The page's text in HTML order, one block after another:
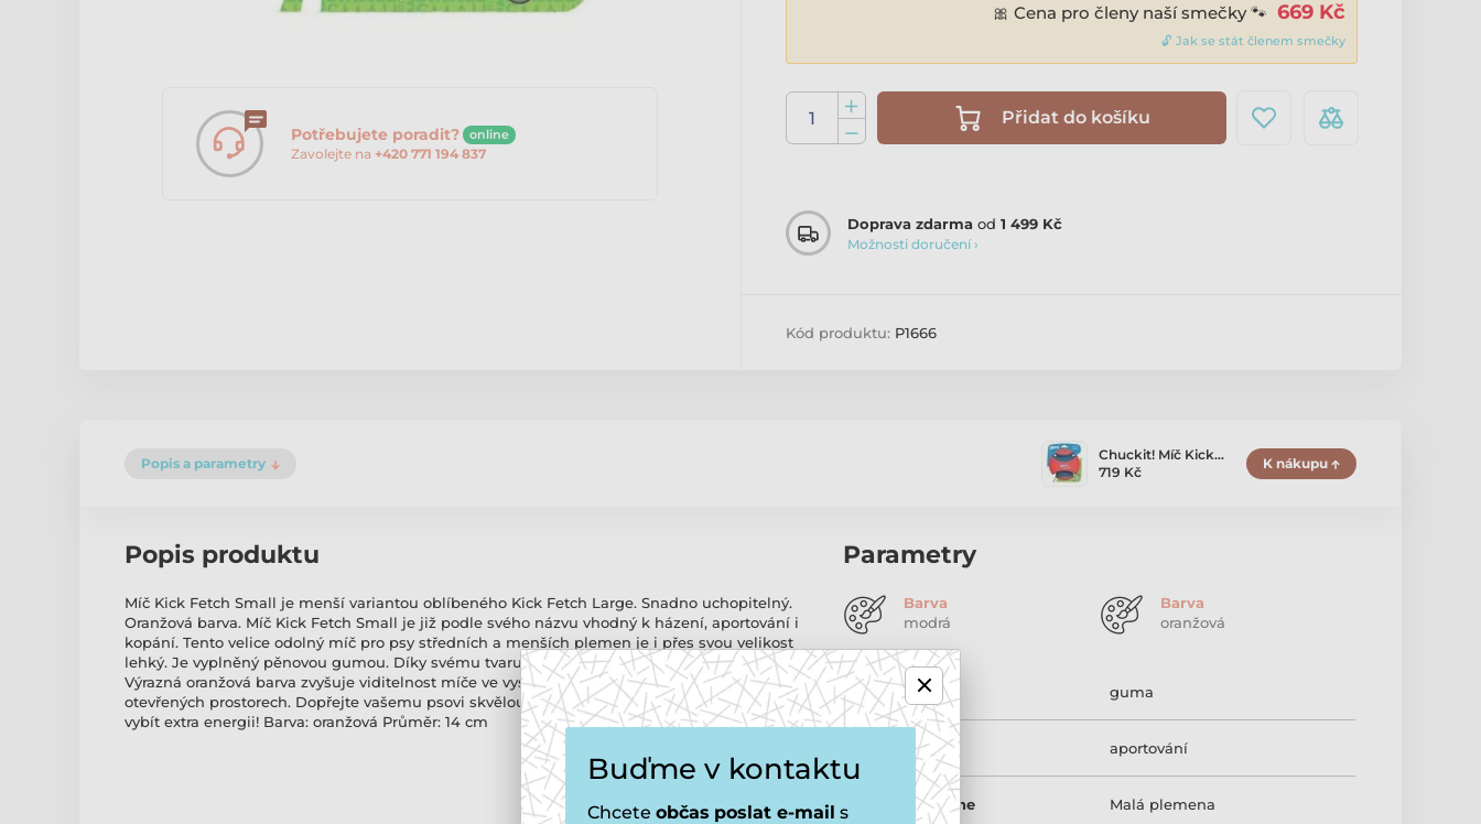
Potřebujete poradit? online
Zavolejte na +420 771 194 837
🎀 Cena pro členy naší smečky 🐾 669 Kč
🔓 Jak se stát členem smečky
Přidat do košíku
Doprava zdarma od 1 499 Kč
Možnosti doručení ›
Kód produktu: P1666
Popis a parametry
Chuckit! Míč Kick…
719 Kč
K nákupu
Popis produktu
Míč Kick Fetch Small je menší variantou oblíbeného Kick Fetch Large. Snadno uchopitelný.
Oranžová barva. Míč Kick Fetch Small je již podle svého názvu vhodný k házení, aportování i
kopání. Tento velice odolný míč pro psy středních a menších plemen je i přes svou velikost
lehký. Je vyplněný pěnovou gumou. Díky svému tvaru je pro psa velmi dobře uchopitelný.
Výrazná oranžová barva zvyšuje viditelnost míče ve vysoké trávě, písku, sněhu nebo v jiných
otevřených prostorech. Dopřejte vašemu psovi skvělou zábavu, zdravý pohyb a možnost
vybít extra energii! Barva: oranžová Průměr: 14 cm
Parametry
Barva
modrá
Barva
oranžová
Materiál hračky guma
Použití hračky aportování
Velikost plemene Malá plemena
Buďme v kontaktu
Chcete občas poslat e-mail s